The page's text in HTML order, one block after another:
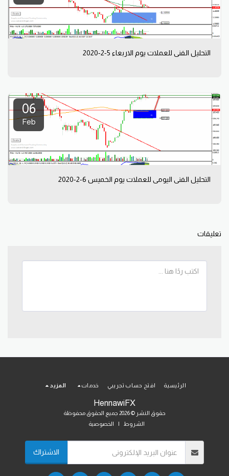
التحليل الفني للعملات يوم الاربعاء 5-2-2020
06
Feb
التحليل الفني اليومي للعملات يوم الخميس 6-2-2020
تعليقات
HennawiFX
حقوق النشر © 2026 جميع الحقوق محفوظة
الشروط
الخصوصية
الرئيسية افتح حساب تجريبي خدمات المزيد
الاشتراك